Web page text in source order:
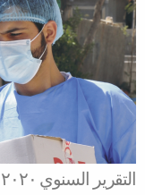
التقرير السنوي ٢٠٢٠